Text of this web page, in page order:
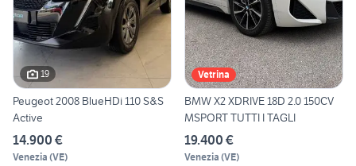
19
Peugeot 2008 BlueHDi 110 S&S
Active
14.900 €
Venezia (VE)
Vetrina
BMW X2 XDRIVE 18D 2.0 150CV
MSPORT TUTTI I TAGLI
19.400 €
Venezia (VE)